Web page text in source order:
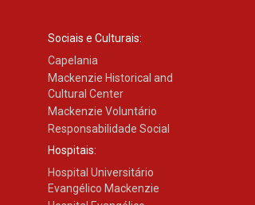
Sociais e Culturais:
Capelania
Mackenzie Historical and
Cultural Center
Mackenzie Voluntário
Responsabilidade Social
Hospitais:
Hospital Universitário
Evangélico Mackenzie